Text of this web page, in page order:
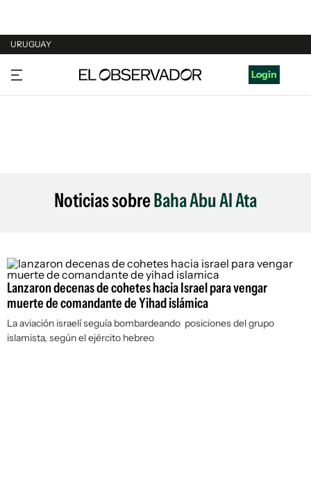
URUGUAY
URUGUAY
ARGENTINA
Login
Noticias sobreBaha Abu Al Ata
Lanzaron decenas de cohetes hacia Israel para vengar
muerte de comandante de Yihad islámica
La aviación israelí seguía bombardeando posiciones del grupo
islamista, según el ejército hebreo